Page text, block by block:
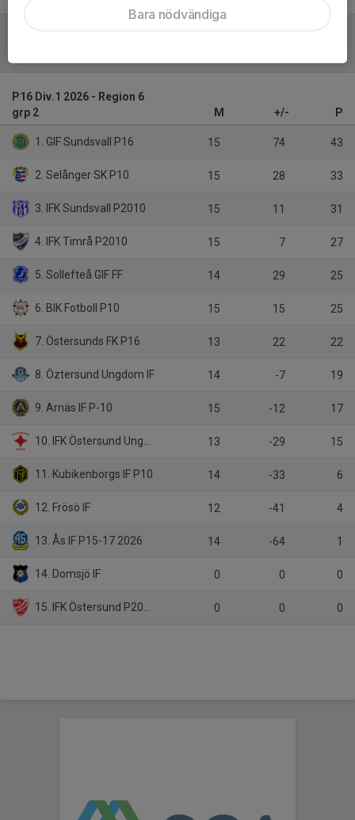
P16 Div.1 2026 - Region 6
grp 2
M +/- P
1. GIF Sundsvall P16 15 74 43
2. Selånger SK P10 15 28 33
3. IFK Sundsvall P2010 15 11 31
4. IFK Timrå P2010 15 7 27
5. Sollefteå GIF FF 14 29 25
6. BIK Fotboll P10 15 15 25
7. Östersunds FK P16 13 22 22
8. Öztersund Ungdom IF 14 -7 19
9. Arnäs IF P-10 15 -12 17
10. IFK Östersund Ungdom U 16 13 -29 15
11. Kubikenborgs IF P10 14 -33 6
12. Frösö IF 12 -41 4
13. Ås IF P15-17 2026 14 -64 1
14. Domsjö IF 0 0 0
15. IFK Östersund P2010 0 0 0
Bara nödvändiga